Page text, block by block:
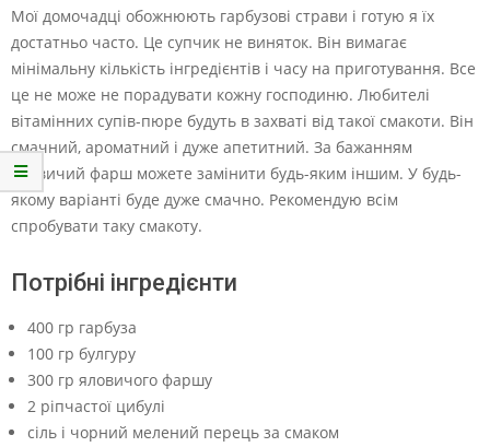
Мої домочадці обожнюють гарбузові страви і готую я їх
достатньо часто. Це супчик не виняток. Він вимагає
мінімальну кількість інгредієнтів і часу на приготування. Все
це не може не порадувати кожну господиню. Любителі
вітамінних супів-пюре будуть в захваті від такої смакоти. Він
смачний, ароматний і дуже апетитний. За бажанням
яловичий фарш можете замінити будь-яким іншим. У будь-
якому варіанті буде дуже смачно. Рекомендую всім
спробувати таку смакоту.
Потрібні інгредієнти
400 гр гарбуза
100 гр булгуру
300 гр яловичого фаршу
2 ріпчастої цибулі
сіль і чорний мелений перець за смаком